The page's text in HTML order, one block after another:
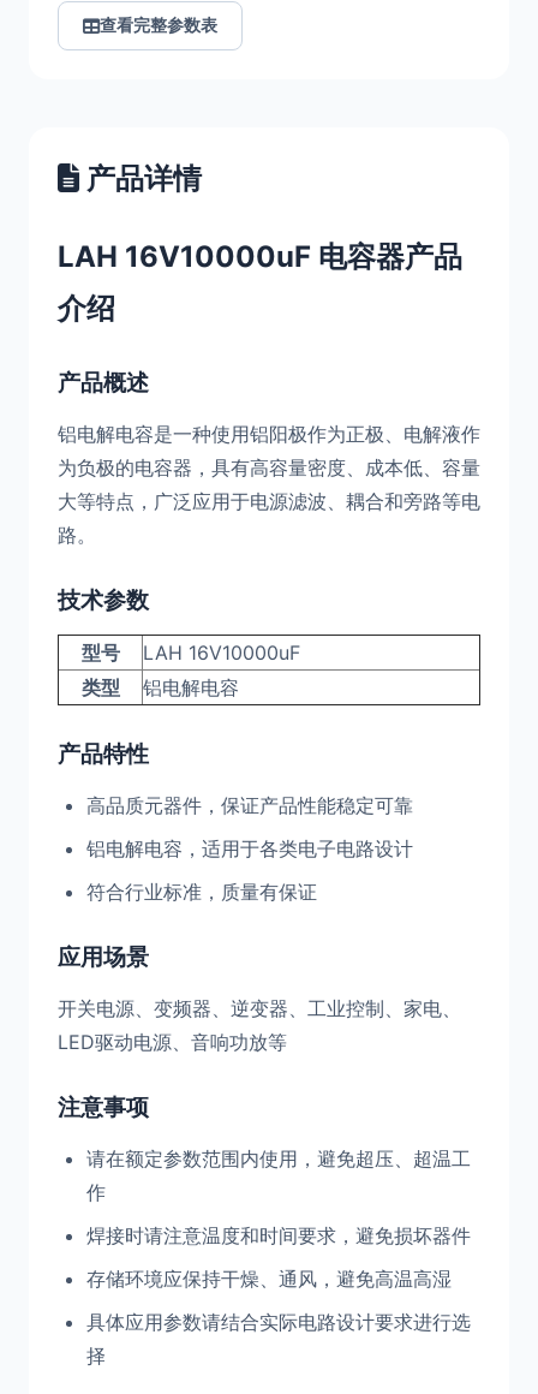
查看完整参数表
产品详情
LAH 16V10000uF 电容器产品
介绍
产品概述
铝电解电容是一种使用铝阳极作为正极、电解液作
为负极的电容器，具有高容量密度、成本低、容量
大等特点，广泛应用于电源滤波、耦合和旁路等电
路。
技术参数
型号
LAH 16V10000uF
类型
铝电解电容
产品特性
高品质元器件，保证产品性能稳定可靠
铝电解电容，适用于各类电子电路设计
符合行业标准，质量有保证
应用场景
开关电源、变频器、逆变器、工业控制、家电、
LED驱动电源、音响功放等
注意事项
请在额定参数范围内使用，避免超压、超温工
作
焊接时请注意温度和时间要求，避免损坏器件
存储环境应保持干燥、通风，避免高温高湿
具体应用参数请结合实际电路设计要求进行选
择